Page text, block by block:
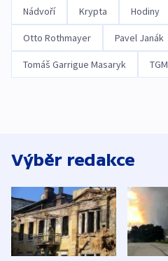
Nádvoří Krypta Hodiny
Otto Rothmayer Pavel Janák
Tomáš Garrigue Masaryk TGM
Výběr redakce